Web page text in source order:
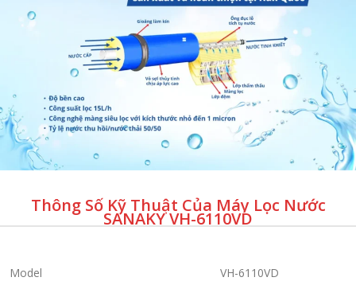
Thông Số Kỹ Thuật Của Máy Lọc Nước
SANAKY VH-6110VD
Model VH-6110VD